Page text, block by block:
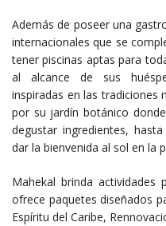
Además de poseer una
internacionales que se
tener piscinas aptas para
al alcance de sus
inspiradas en las tradiciones
por su jardín botánico
degustar ingredientes,
dar la bienvenida al sol en la
Mahekal brinda
ofrece paquetes diseñados
Espíritu del Caribe,